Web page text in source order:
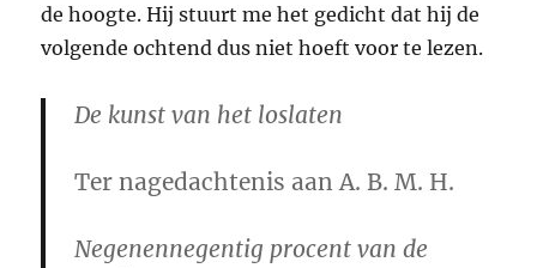
de hoogte. Hij stuurt me het gedicht dat hij de
volgende ochtend dus niet hoeft voor te lezen.
De kunst van het loslaten
Ter nagedachtenis aan A. B. M. H.
Negenennegentig procent van de